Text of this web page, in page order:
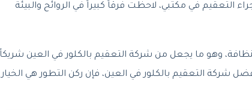
التعقيم في مكتبي، لاحظت فرقاً كبيراً في الروائح والبيئة
وهو ما يجعل من شركة التعقيم بالكلور في العين شريكاً
شركة التعقيم بالكلور في العين، فإن ركن التطور هي الخيار